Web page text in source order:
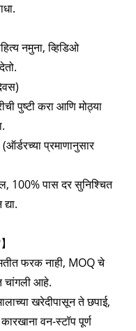
नमुना, व्हिडिओ
पुष्टी करा आणि मोठ्या
प्रमाणानुसार
100% पास दर सुनिश्चित
फरक नाही, MOQ चे
चांगली आहे.
खरेदीपासून ते छपाई,
वन-स्टॉप पूर्ण